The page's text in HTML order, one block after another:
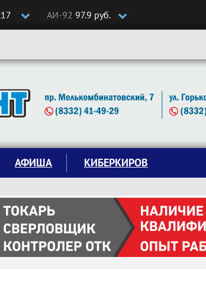
АИ-92 97.9 руб.
АФИША КИБЕРКИРОВ